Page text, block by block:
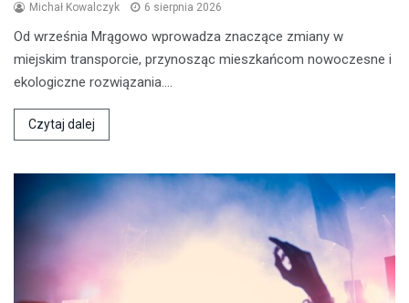
Michał Kowalczyk 6 sierpnia 2026
Od września Mrągowo wprowadza znaczące zmiany w
miejskim transporcie, przynosząc mieszkańcom nowoczesne i
ekologiczne rozwiązania.…
Czytaj dalej